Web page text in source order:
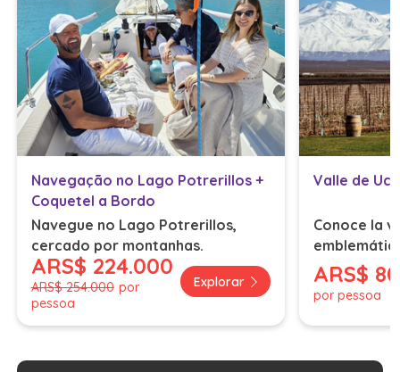
Navegação no Lago Potrerillos +
Coquetel a Bordo
Navegue no Lago Potrerillos,
cercado por montanhas.
ARS$ 224.000
ARS$ 254.000 por
pessoa
Explorar
Valle de
Conoce la
ARS$
por pessoa